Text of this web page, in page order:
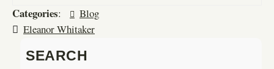
Categories:
Blog
Eleanor Whitaker
SEARCH